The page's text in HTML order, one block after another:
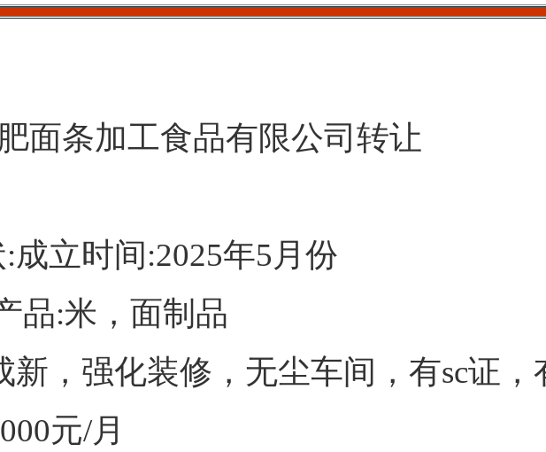
条加工食品有限公司转让
成立时间:2025年5月份
品:米，面制品
新，强化装修，无尘车间，有sc证，
元/月